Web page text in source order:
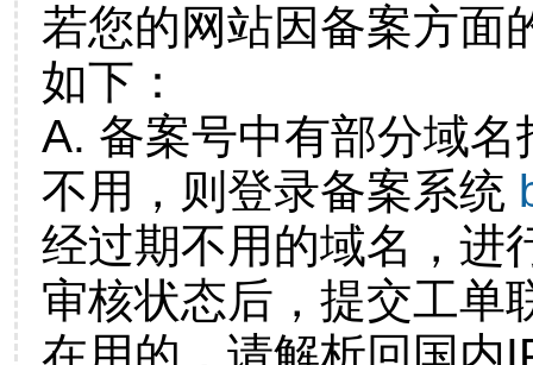
若您的网站因备案方面
如下：
A. 备案号中有部分域
不用，则登录备案系统
经过期不用的域名，进
审核状态后，提交工单